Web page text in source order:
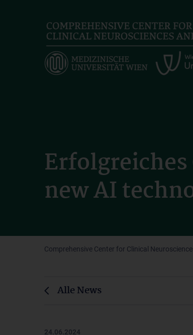
new AI
Comprehensive Center for Clinical
Alle News
24.06.2024